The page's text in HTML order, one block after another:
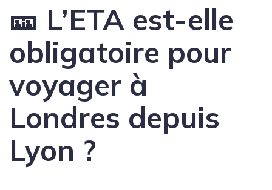
🎫 L’ETA est-elle
obligatoire pour
voyager à
Londres depuis
Lyon ?